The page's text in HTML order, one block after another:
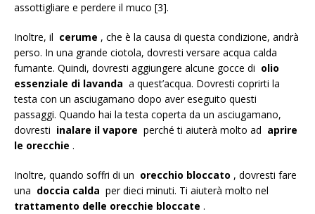
assottigliare e perdere il muco [3].
Inoltre, il cerume , che è la causa di questa condizione, andrà
perso. In una grande ciotola, dovresti versare acqua calda
fumante. Quindi, dovresti aggiungere alcune gocce di olio
essenziale di lavanda a quest’acqua. Dovresti coprirti la
testa con un asciugamano dopo aver eseguito questi
passaggi. Quando hai la testa coperta da un asciugamano,
dovresti inalare il vapore perché ti aiuterà molto ad aprire
le orecchie .
Inoltre, quando soffri di un orecchio bloccato , dovresti fare
una doccia calda per dieci minuti. Ti aiuterà molto nel
trattamento delle orecchie bloccate .